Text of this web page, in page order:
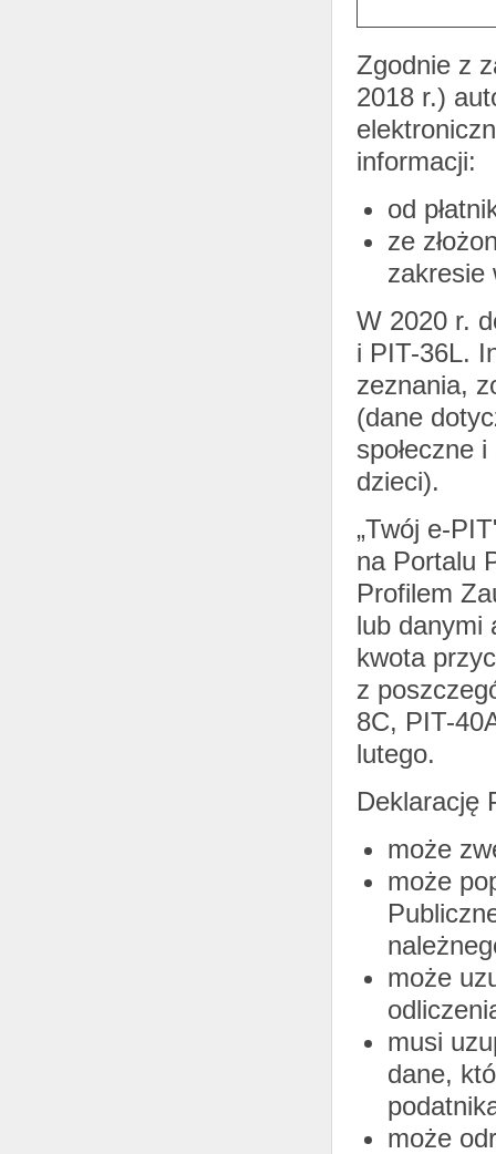
Zgodnie z
2018 r.)
informacji:
od
ze
zakresie
W 2020 r.
i PIT-36L.
zeznania,
(dane
społeczne
dzieci).
„Twój e-
na Portalu
Profilem
lub danymi
kwota
z
8C, PIT-
lutego.
Deklarację
może
może
może
musi
dane,
może